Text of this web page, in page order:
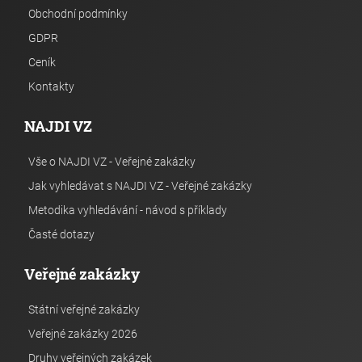
Obchodní podmínky
GDPR
Ceník
Kontakty
NAJDI VZ
Vše o NAJDI VZ - Veřejné zakázky
Jak vyhledávat s NAJDI VZ - Veřejné zakázky
Metodika vyhledávání - návod s příklady
Časté dotazy
Veřejné zakázky
Státní veřejné zakázky
Veřejné zakázky 2026
Druhy veřejných zakázek